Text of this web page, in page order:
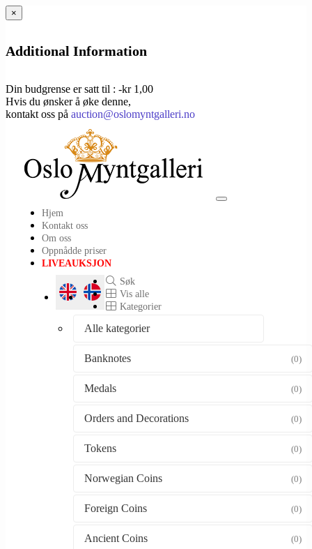
×
Additional Information
Din budgrense er satt til : -kr 1,00
Hvis du ønsker å øke denne,
kontakt oss på auction@oslomyntgalleri.no
Toggle
Hjem
Kontakt oss
Om oss
Oppnådde priser
LIVEAUKSJON
Søk
Vis alle
Kategorier
Alle kategorier
Banknotes (0)
Medals (0)
Orders and Decorations (0)
Tokens (0)
Norwegian Coins (0)
Foreign Coins (0)
Ancient Coins (0)